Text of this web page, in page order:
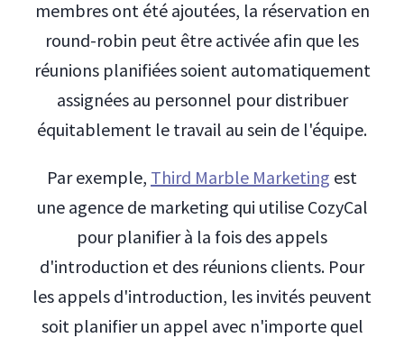
membres ont été ajoutées, la réservation en
round-robin peut être activée afin que les
réunions planifiées soient automatiquement
assignées au personnel pour distribuer
équitablement le travail au sein de l'équipe.
Par exemple, Third Marble Marketing est
une agence de marketing qui utilise CozyCal
pour planifier à la fois des appels
d'introduction et des réunions clients. Pour
les appels d'introduction, les invités peuvent
soit planifier un appel avec n'importe quel